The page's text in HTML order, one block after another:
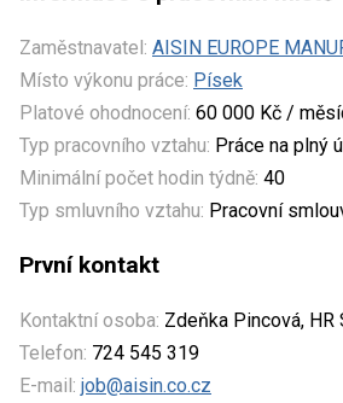
Zaměstnavatel: AISIN EUROPE
Místo výkonu práce: Písek
Platové ohodnocení: 60 000 Kč /
Typ pracovního vztahu: Práce na plný
Minimální počet hodin týdně: 40
Typ smluvního vztahu: Pracovní
První kontakt
Kontaktní osoba: Zdeňka Pincová,
Telefon: 724 545 319
E-mail: job@aisin.co.cz